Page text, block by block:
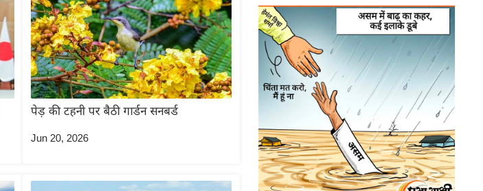
पेड़ की टहनी पर बैठी गार्डन सनबर्ड
Jun 20, 2026